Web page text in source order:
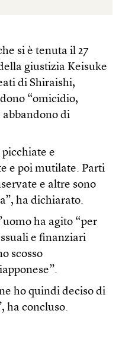
si è tenuta il 27
giustizia Keisuke
di Shiraishi,
“omicidio,
di
e
e poi mutilate. Parti
e altre sono
ha dichiarato.
ha agito “per
e finanziari
scosso
ho quindi deciso di
ha concluso.